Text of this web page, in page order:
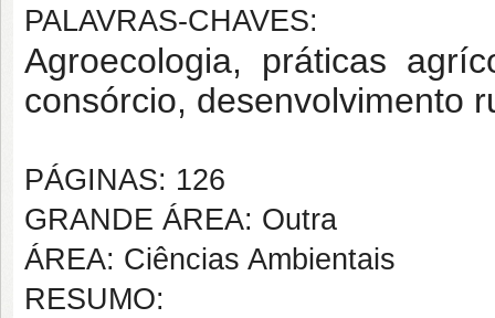
PALAVRAS-CHAVES:
Agroecologia, práticas
consórcio, desenvolvimento
PÁGINAS: 126
GRANDE ÁREA: Outra
ÁREA: Ciências Ambientais
RESUMO: